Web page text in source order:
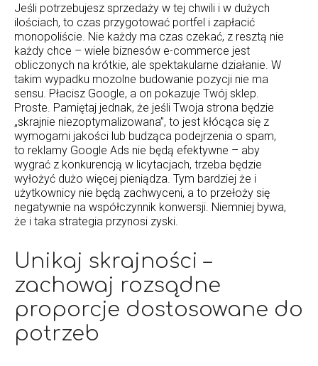
Jeśli potrzebujesz sprzedaży w tej chwili i w dużych
ilościach, to czas przygotować portfel i zapłacić
monopoliście. Nie każdy ma czas czekać, z resztą nie
każdy chce – wiele biznesów e-commerce jest
obliczonych na krótkie, ale spektakularne działanie. W
takim wypadku mozolne budowanie pozycji nie ma
sensu. Płacisz Google, a on pokazuje Twój sklep.
Proste. Pamiętaj jednak, że jeśli Twoja strona będzie
„skrajnie niezoptymalizowana”, to jest kłócąca się z
wymogami jakości lub budząca podejrzenia o spam,
to reklamy Google Ads nie będą efektywne – aby
wygrać z konkurencją w licytacjach, trzeba będzie
wyłożyć dużo więcej pieniądza. Tym bardziej że i
użytkownicy nie będą zachwyceni, a to przełoży się
negatywnie na współczynnik konwersji. Niemniej bywa,
że i taka strategia przynosi zyski.
Unikaj skrajności –
zachowaj rozsądne
proporcje dostosowane do
potrzeb